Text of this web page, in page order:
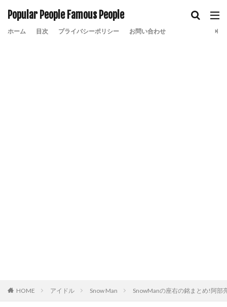
Popular People Famous People
ホーム 目次 プライバシーポリシー お問い合わせ
HOME アイドル Snow Man SnowManの座右の銘まとめ!阿部